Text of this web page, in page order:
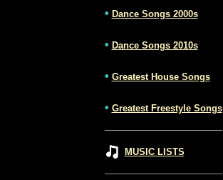
• Dance Songs 2000s
• Dance Songs 2010s
• Greatest House Songs
• Greatest Freestyle Songs
MUSIC LISTS